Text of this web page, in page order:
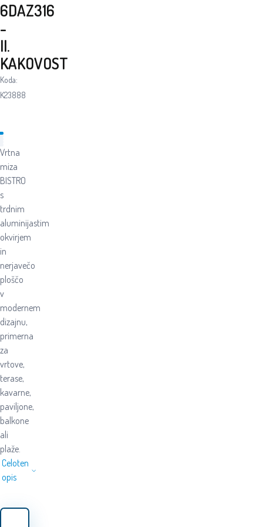
6DAZ316
-
II.
KAKOVOST
Koda:
K23888
Vrtna
miza
BISTRO
s
trdnim
aluminijastim
okvirjem
in
nerjavečo
ploščo
v
modernem
dizajnu,
primerna
za
vrtove,
terase,
kavarne,
paviljone,
balkone
ali
plaže.
Celoten
opis